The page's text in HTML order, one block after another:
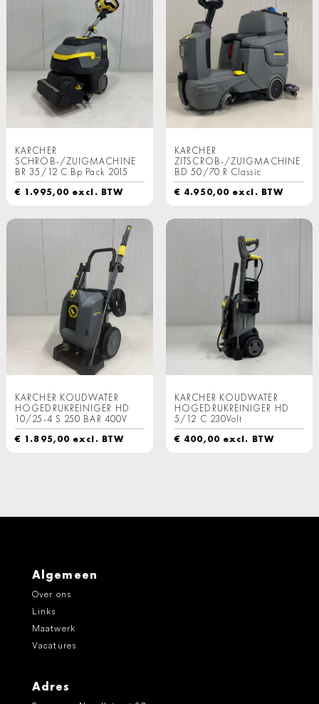
KARCHER
SCHROB-/ZUIGMACHINE
BR 35/12 C Bp Pack 2015
€ 1.995,00 excl. BTW
KARCHER
ZITSCROB-/ZUIGMACHINE
BD 50/70 R Classic
€ 4.950,00 excl. BTW
KARCHER KOUDWATER
HOGEDRUKREINIGER HD
10/25-4 S 250 BAR 400V
€ 1.895,00 excl. BTW
KARCHER KOUDWATER
HOGEDRUKREINIGER HD
5/12 C 230Volt
€ 400,00excl. BTW
Algemeen
Over ons
Links
Maatwerk
Vacatures
Adres